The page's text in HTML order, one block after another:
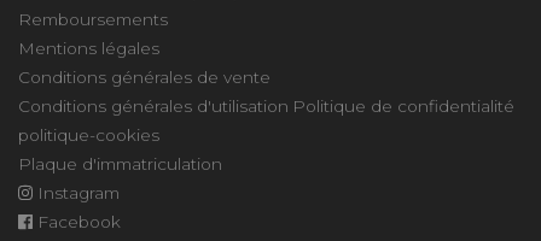
Remboursements
Mentions légales
Conditions générales de vente
Conditions générales d'utilisation Politique de confidentialité
politique-cookies
Plaque d'immatriculation
Instagram
Facebook